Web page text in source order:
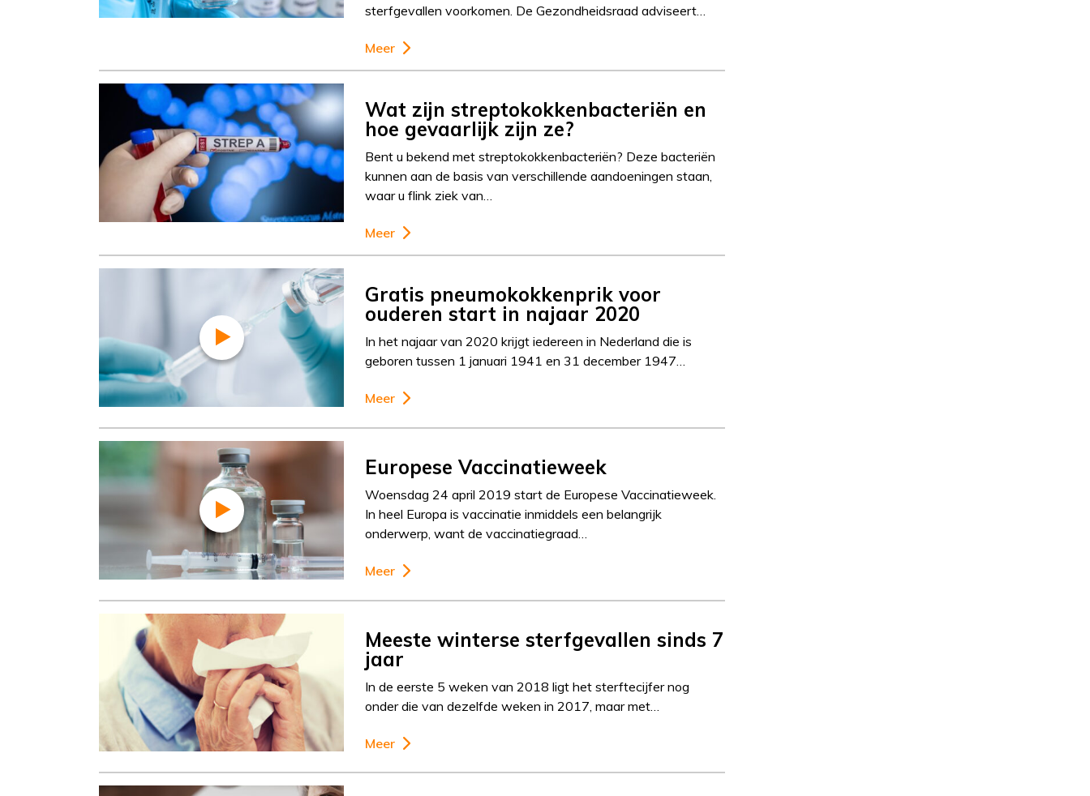
sterfgevallen voorkomen. De Gezondheidsraad adviseert…
Meer
Wat zijn streptokokkenbacteriën en
hoe gevaarlijk zijn ze?
Bent u bekend met streptokokkenbacteriën? Deze bacteriën
kunnen aan de basis van verschillende aandoeningen staan,
waar u flink ziek van…
Meer
Gratis pneumokokkenprik voor
ouderen start in najaar 2020
In het najaar van 2020 krijgt iedereen in Nederland die is
geboren tussen 1 januari 1941 en 31 december 1947…
Meer
Europese Vaccinatieweek
Woensdag 24 april 2019 start de Europese Vaccinatieweek.
In heel Europa is vaccinatie inmiddels een belangrijk
onderwerp, want de vaccinatiegraad…
Meer
Meeste winterse sterfgevallen sinds 7
jaar
In de eerste 5 weken van 2018 ligt het sterftecijfer nog
onder die van dezelfde weken in 2017, maar met…
Meer